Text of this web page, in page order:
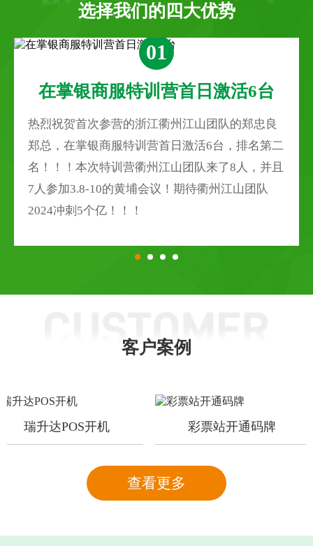
选择我们的四大优势
01
在掌银商服特训营首日激活6台
热烈祝贺首次参营的浙江衢州江山团队的郑忠良
郑总，在掌银商服特训营首日激活6台，排名第二
名！！！本次特训营衢州江山团队来了8人，并且
7人参加3.8-10的黄埔会议！期待衢州江山团队
2024冲刺5个亿！！！
客户案例
瑞升达POS开机 彩票站开通码牌
查看更多